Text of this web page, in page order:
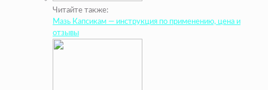
Читайте также:
Мазь Капсикам — инструкция по применению, цена и
отзывы